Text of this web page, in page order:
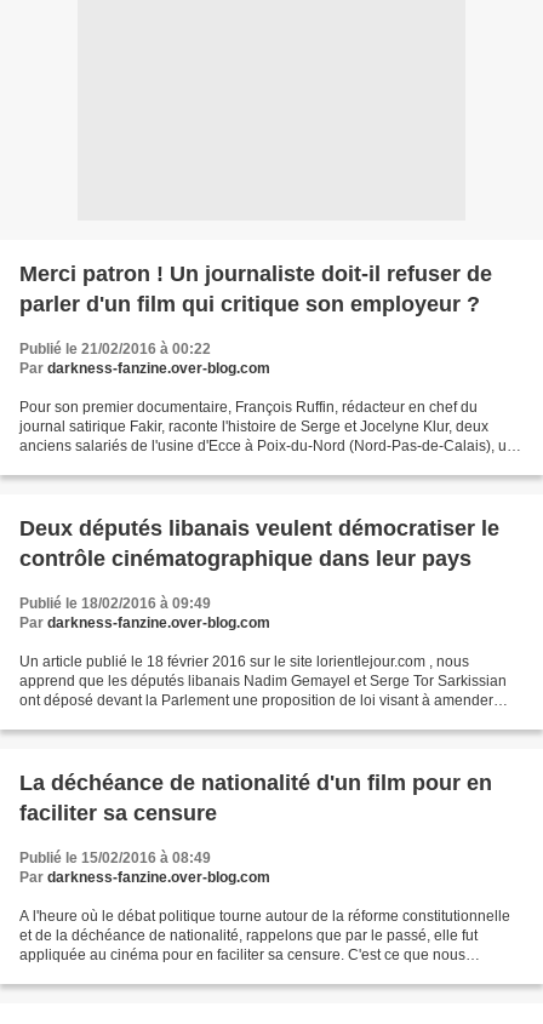
Merci patron ! Un journaliste doit-il refuser de
parler d'un film qui critique son employeur ?
Publié le 21/02/2016 à 00:22
Par darkness-fanzine.over-blog.com
Pour son premier documentaire, François Ruffin, rédacteur en chef du
journal satirique Fakir, raconte l'histoire de Serge et Jocelyne Klur, deux
anciens salariés de l'usine d'Ecce à Poix-du-Nord (Nord-Pas-de-Calais), une
Deux députés libanais veulent démocratiser le
contrôle cinématographique dans leur pays
Publié le 18/02/2016 à 09:49
Par darkness-fanzine.over-blog.com
Un article publié le 18 février 2016 sur le site lorientlejour.com , nous
apprend que les députés libanais Nadim Gemayel et Serge Tor Sarkissian
ont déposé devant la Parlement une proposition de loi visant à amender
La déchéance de nationalité d'un film pour en
faciliter sa censure
Publié le 15/02/2016 à 08:49
Par darkness-fanzine.over-blog.com
A l'heure où le débat politique tourne autour de la réforme constitutionnelle
et de la déchéance de nationalité, rappelons que par le passé, elle fut
appliquée au cinéma pour en faciliter sa censure. C'est ce que nous